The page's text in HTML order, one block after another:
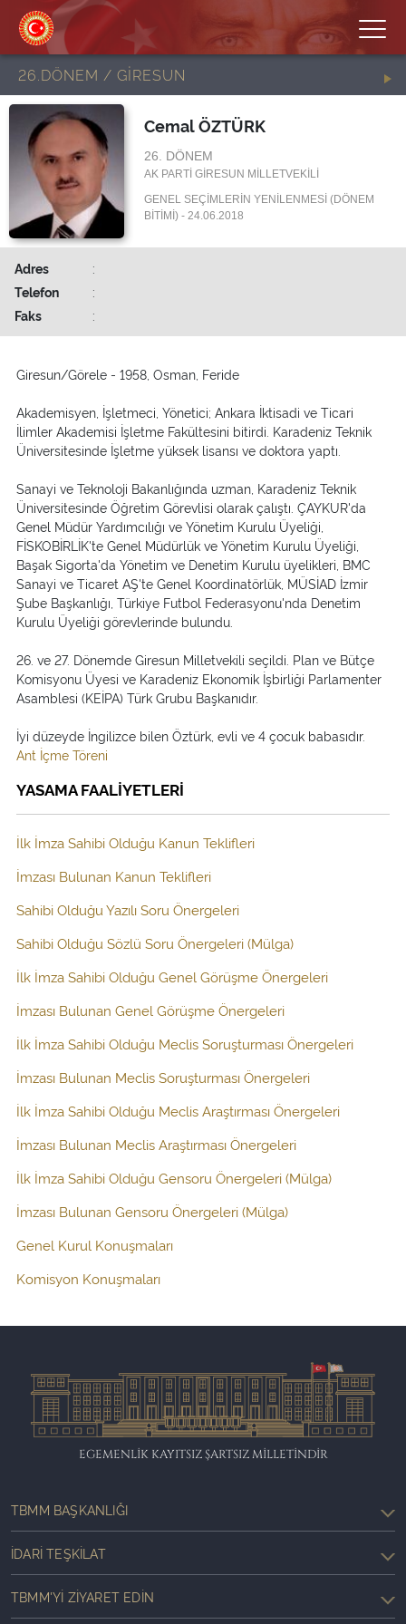
26.DÖNEM / GİRESUN
Cemal ÖZTÜRK
26. DÖNEM
AK PARTİ GİRESUN MİLLETVEKİLİ
GENEL SEÇİMLERİN YENİLENMESİ (DÖNEM
BİTİMİ) - 24.06.2018
Adres
:
Telefon
:
Faks
:
Giresun/Görele - 1958, Osman, Feride
Akademisyen, İşletmeci, Yönetici; Ankara İktisadi ve Ticari
İlimler Akademisi İşletme Fakültesini bitirdi. Karadeniz Teknik
Üniversitesinde İşletme yüksek lisansı ve doktora yaptı.
Sanayi ve Teknoloji Bakanlığında uzman, Karadeniz Teknik
Üniversitesinde Öğretim Görevlisi olarak çalıştı. ÇAYKUR'da
Genel Müdür Yardımcılığı ve Yönetim Kurulu Üyeliği,
FİSKOBİRLİK'te Genel Müdürlük ve Yönetim Kurulu Üyeliği,
Başak Sigorta'da Yönetim ve Denetim Kurulu üyelikleri, BMC
Sanayi ve Ticaret AŞ'te Genel Koordinatörlük, MÜSİAD İzmir
Şube Başkanlığı, Türkiye Futbol Federasyonu'nda Denetim
Kurulu Üyeliği görevlerinde bulundu.
26. ve 27. Dönemde Giresun Milletvekili seçildi. Plan ve Bütçe
Komisyonu Üyesi ve Karadeniz Ekonomik İşbirliği Parlamenter
Asamblesi (KEİPA) Türk Grubu Başkanıdır.
İyi düzeyde İngilizce bilen Öztürk, evli ve 4 çocuk babasıdır.
Ant İçme Töreni
YASAMA FAALİYETLERİ
İlk İmza Sahibi Olduğu Kanun Teklifleri
İmzası Bulunan Kanun Teklifleri
Sahibi Olduğu Yazılı Soru Önergeleri
Sahibi Olduğu Sözlü Soru Önergeleri (Mülga)
İlk İmza Sahibi Olduğu Genel Görüşme Önergeleri
İmzası Bulunan Genel Görüşme Önergeleri
İlk İmza Sahibi Olduğu Meclis Soruşturması Önergeleri
İmzası Bulunan Meclis Soruşturması Önergeleri
İlk İmza Sahibi Olduğu Meclis Araştırması Önergeleri
İmzası Bulunan Meclis Araştırması Önergeleri
İlk İmza Sahibi Olduğu Gensoru Önergeleri (Mülga)
İmzası Bulunan Gensoru Önergeleri (Mülga)
Genel Kurul Konuşmaları
Komisyon Konuşmaları
EGEMENLİK KAYITSIZ ŞARTSIZ MİLLETİNDİR
TBMM BAŞKANLIĞI
İDARI TEŞKILAT
TBMM'YI ZIYARET EDIN